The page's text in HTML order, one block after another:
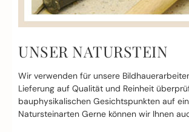
UNSER NATURSTEIN
Wir verwenden für unsere
Lieferung auf Qualität und Reinheit
bauphysikalischen Gesichtspunkten auf
Natursteinarten Gerne können wir Ihnen